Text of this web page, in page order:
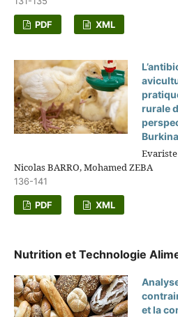
PDF XML
rurale
Evariste
Nicolas BARRO, Mohamed ZEBA
136-141
PDF XML
Nutrition et Technologie
et la